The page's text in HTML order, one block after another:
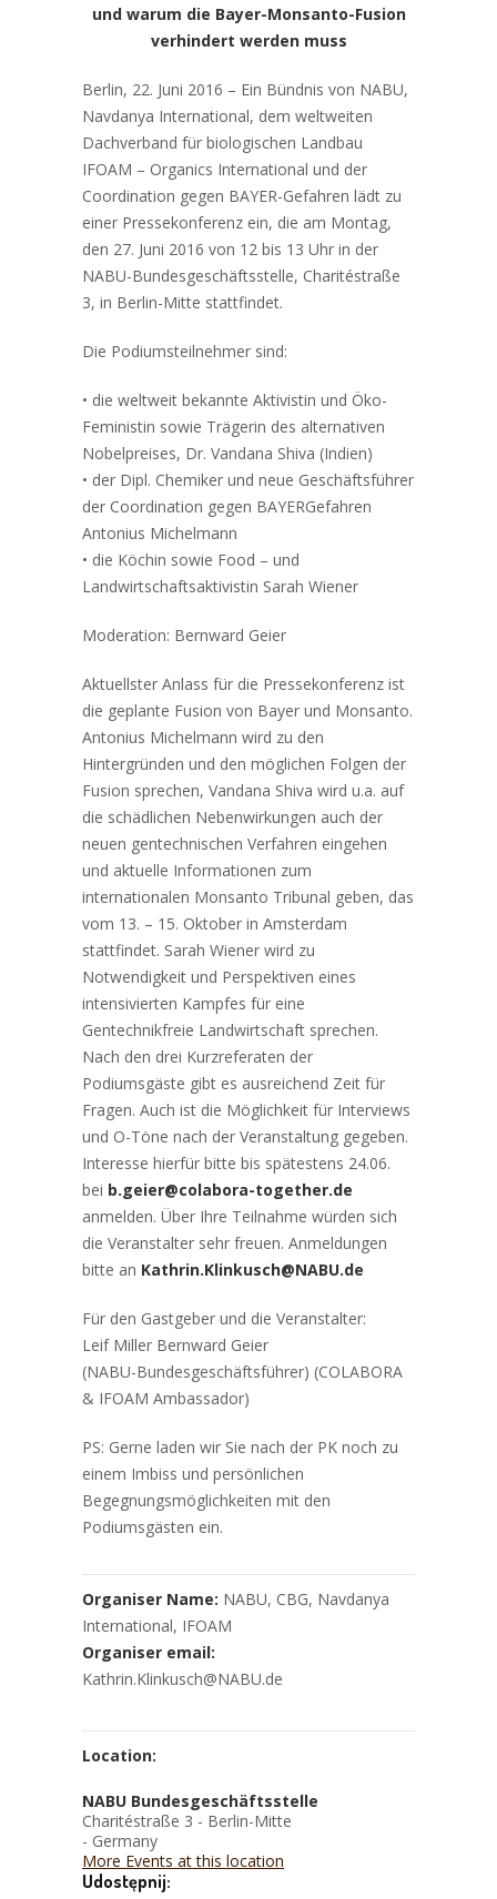
und warum die Bayer-Monsanto-Fusion
verhindert werden muss
Berlin, 22. Juni 2016 – Ein Bündnis von NABU,
Navdanya International, dem weltweiten
Dachverband für biologischen Landbau
IFOAM – Organics International und der
Coordination gegen BAYER-Gefahren lädt zu
einer Pressekonferenz ein, die am Montag,
den 27. Juni 2016 von 12 bis 13 Uhr in der
NABU-Bundesgeschäftsstelle, Charitéstraße
3, in Berlin-Mitte stattfindet.
Die Podiumsteilnehmer sind:
• die weltweit bekannte Aktivistin und Öko-
Feministin sowie Trägerin des alternativen
Nobelpreises, Dr. Vandana Shiva (Indien)
• der Dipl. Chemiker und neue Geschäftsführer
der Coordination gegen BAYERGefahren
Antonius Michelmann
• die Köchin sowie Food – und
Landwirtschaftsaktivistin Sarah Wiener
Moderation: Bernward Geier
Aktuellster Anlass für die Pressekonferenz ist
die geplante Fusion von Bayer und Monsanto.
Antonius Michelmann wird zu den
Hintergründen und den möglichen Folgen der
Fusion sprechen, Vandana Shiva wird u.a. auf
die schädlichen Nebenwirkungen auch der
neuen gentechnischen Verfahren eingehen
und aktuelle Informationen zum
internationalen Monsanto Tribunal geben, das
vom 13. – 15. Oktober in Amsterdam
stattfindet. Sarah Wiener wird zu
Notwendigkeit und Perspektiven eines
intensivierten Kampfes für eine
Gentechnikfreie Landwirtschaft sprechen.
Nach den drei Kurzreferaten der
Podiumsgäste gibt es ausreichend Zeit für
Fragen. Auch ist die Möglichkeit für Interviews
und O-Töne nach der Veranstaltung gegeben.
Interesse hierfür bitte bis spätestens 24.06.
bei b.geier@colabora-together.de
anmelden. Über Ihre Teilnahme würden sich
die Veranstalter sehr freuen. Anmeldungen
bitte an Kathrin.Klinkusch@NABU.de
Für den Gastgeber und die Veranstalter:
Leif Miller Bernward Geier
(NABU-Bundesgeschäftsführer) (COLABORA
& IFOAM Ambassador)
PS: Gerne laden wir Sie nach der PK noch zu
einem Imbiss und persönlichen
Begegnungsmöglichkeiten mit den
Podiumsgästen ein.
Organiser Name: NABU, CBG, Navdanya
International, IFOAM
Organiser email:
Kathrin.Klinkusch@NABU.de
Location:
NABU Bundesgeschäftsstelle
Charitéstraße 3 - Berlin-Mitte
- Germany
More Events at this location
Udostępnij: